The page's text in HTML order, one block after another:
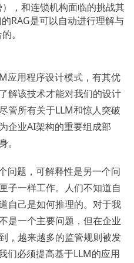
，和连锁机构面临的挑战其
RAG是可以自动进行理解与
。
应用程序设计模式，有其优
解该技术才能对我们的设计
管所有关于LLM和惊人突破
企业AI架构的重要组成部
问题，可解释性是另一个问
子一样工作。人们不知道自
自己是如何推理的。对于我
是一个主要问题，但在企业
，越来越多的监管规则被发
们必须提高基于LLM的应用